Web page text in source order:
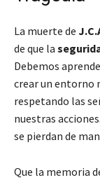
La muerte de
de que la
Debemos
crear un entorno
respetando las
nuestras
se pierdan de
Que la memoria